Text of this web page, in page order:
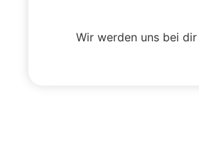
Wir werden uns bei dir